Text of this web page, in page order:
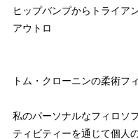
ヒップバンプからトライア
アウトロ
トム・クローニンの柔術フ
私のパーソナルなフィロソ
ティビティーを通じて個人